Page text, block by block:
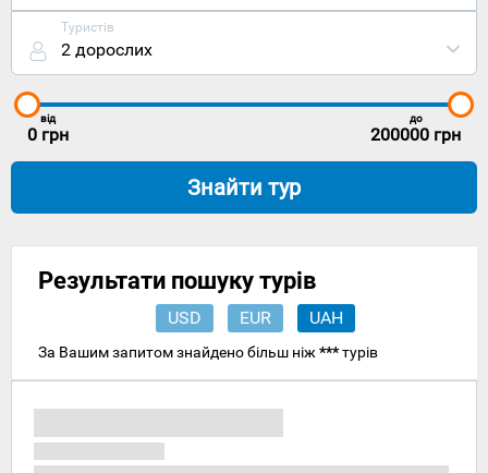
Туристів
2 дорослих
від
0 грн
до
200000 грн
Знайти тур
Результати пошуку турів
USD EUR UAH
За Вашим запитом знайдено більш ніж ***турів